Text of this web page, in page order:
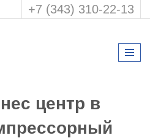
+7 (343) 310-22-13
центр в